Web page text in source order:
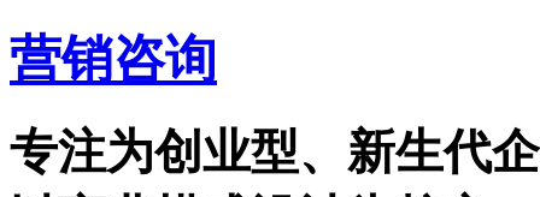
营销咨询
专注为创业型、新生代